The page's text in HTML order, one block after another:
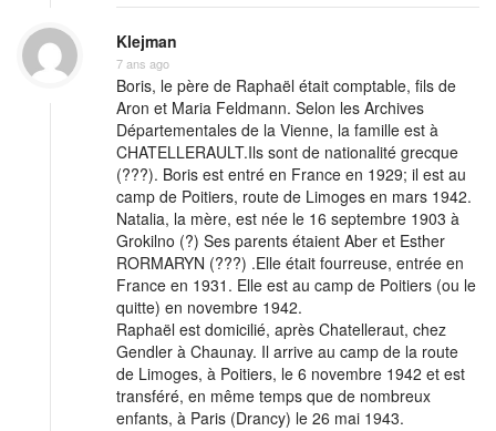
Klejman
7 ans ago
Boris, le père de Raphaël était comptable, fils de
Aron et Maria Feldmann. Selon les Archives
Départementales de la Vienne, la famille est à
CHATELLERAULT.Ils sont de nationalité grecque
(???). Boris est entré en France en 1929; il est au
camp de Poitiers, route de Limoges en mars 1942.
Natalia, la mère, est née le 16 septembre 1903 à
Grokilno (?) Ses parents étaient Aber et Esther
RORMARYN (???) .Elle était fourreuse, entrée en
France en 1931. Elle est au camp de Poitiers (ou le
quitte) en novembre 1942.
Raphaël est domicilié, après Chatelleraut, chez
Gendler à Chaunay. Il arrive au camp de la route
de Limoges, à Poitiers, le 6 novembre 1942 et est
transféré, en même temps que de nombreux
enfants, à Paris (Drancy) le 26 mai 1943.